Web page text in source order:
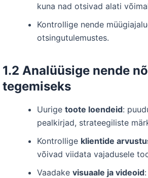
kuna nad otsivad alati
Kontrollige nende
otsingutulemustes.
1.2 Analüüsige nende
tegemiseks
Uurige toote loendeid:
pealkirjad, strateegiliste
Kontrollige klientide
võivad viidata vajadusele
Vaadake visuaale ja videoid